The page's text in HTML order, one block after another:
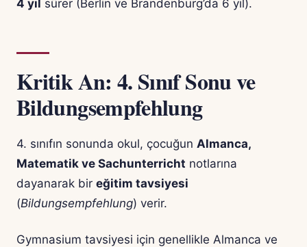
4 yıl sürer (Berlin ve Brandenburg’da 6 yıl).
Kritik An: 4. Sınıf Sonu ve
Bildungsempfehlung
4. sınıfın sonunda okul, çocuğun Almanca,
Matematik ve Sachunterricht notlarına
dayanarak bir eğitim tavsiyesi
(Bildungsempfehlung) verir.
Gymnasium tavsiyesi için genellikle Almanca ve